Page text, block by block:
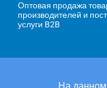
На данном
Оптовая продажа
производителей и
услуги B2B